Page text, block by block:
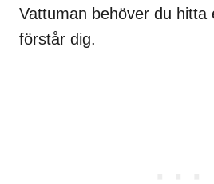
Vattuman behöver du hitta
förstår dig.